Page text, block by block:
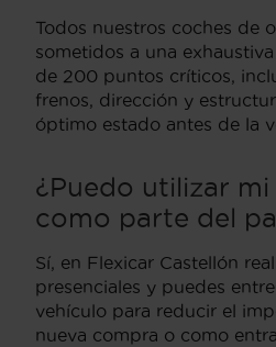
Todos nuestros coches de
sometidos a una
de 200 puntos críticos,
frenos, dirección y
óptimo estado antes de la
¿Puedo utilizar
como parte del
Sí, en Flexicar Castellón
presenciales y puedes
vehículo para reducir el
nueva compra o como